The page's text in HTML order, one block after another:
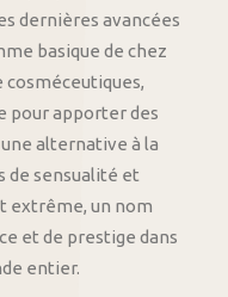
dernières avancées
basique de chez
cosméceutiques,
pour apporter des
alternative à la
de sensualité et
extrême, un nom
et de prestige dans
entier.